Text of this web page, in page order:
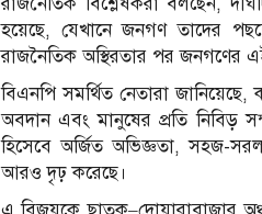
হয়েছে, যেখানে জনগণ তাদের
রাজনৈতিক অস্থিরতার পর জনগণের
বিএনপি সমর্থিত নেতারা
অবদান এবং মানুষের প্রতি নিবিড়
হিসেবে অর্জিত অভিজ্ঞতা, সহজ-
আরও দৃঢ় করেছে।